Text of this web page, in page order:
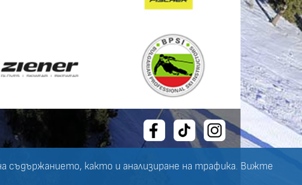
съдържанието, както и анализиране на трафика. Вижте